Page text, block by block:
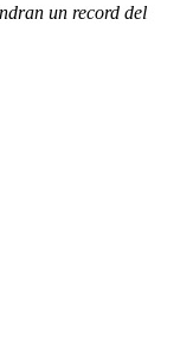
un record del